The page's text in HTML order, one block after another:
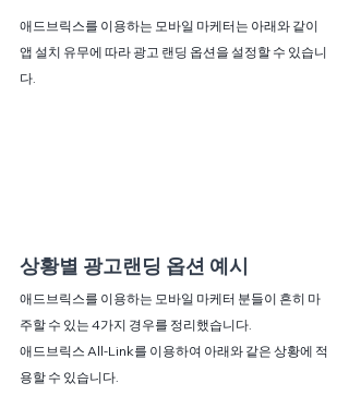
애드브릭스를 이용하는 모바일 마케터는 아래와 같이
앱 설치 유무에 따라 광고 랜딩 옵션을 설정할 수 있습니
다.
상황별 광고랜딩 옵션 예시
애드브릭스를 이용하는 모바일 마케터 분들이 흔히 마
주할 수 있는 4가지 경우를 정리했습니다.
애드브릭스 All-Link를 이용하여 아래와 같은 상황에 적
용할 수 있습니다.